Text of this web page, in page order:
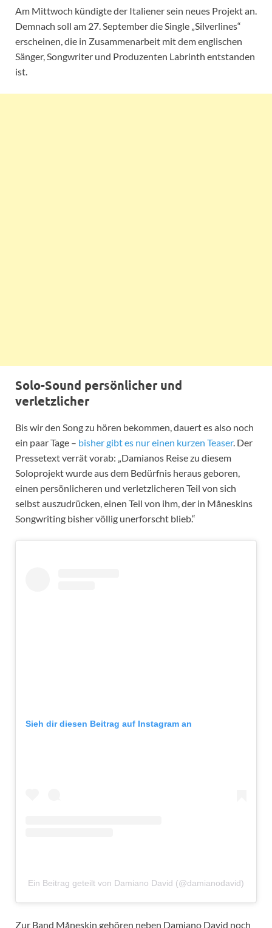
Am Mittwoch kündigte der Italiener sein neues Projekt an.
Demnach soll am 27. September die Single „Silverlines“
erscheinen, die in Zusammenarbeit mit dem englischen
Sänger, Songwriter und Produzenten Labrinth entstanden
ist.
Solo-Sound persönlicher und
verletzlicher
Bis wir den Song zu hören bekommen, dauert es also noch
ein paar Tage – bisher gibt es nur einen kurzen Teaser. Der
Pressetext verrät vorab: „Damianos Reise zu diesem
Soloprojekt wurde aus dem Bedürfnis heraus geboren,
einen persönlicheren und verletzlicheren Teil von sich
selbst auszudrücken, einen Teil von ihm, der in Måneskins
Songwriting bisher völlig unerforscht blieb.“
Sieh dir diesen Beitrag auf Instagram an
Ein Beitrag geteilt von Damiano David (@damianodavid)
Zur Band Måneskin gehören neben Damiano David noch